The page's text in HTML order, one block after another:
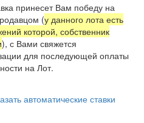
принесет Вам победу на
(у данного лота есть
которой, собственник
), с Вами свяжется
для последующей оплаты
на Лот.
автоматические ставки